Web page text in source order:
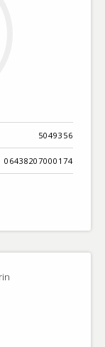
5049356
06438207000174